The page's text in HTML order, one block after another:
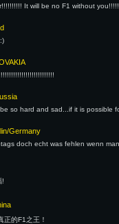
It will be no F1 without
so hard and sad...if it is possible
Germany
doch echt was fehlen wenn
!
的F1之王！